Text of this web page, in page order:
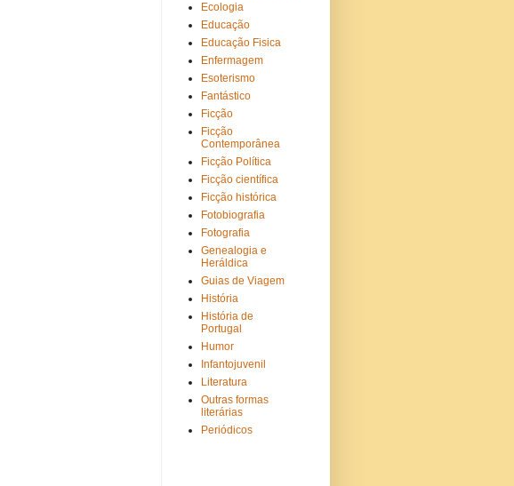
Ecologia
Educação
Educação Fisica
Enfermagem
Esoterismo
Fantástico
Ficção
Ficção
Contemporânea
Ficção Política
Ficção científica
Ficção histórica
Fotobiografia
Fotografia
Genealogia e
Heráldica
Guias de Viagem
História
História de
Portugal
Humor
Infantojuvenil
Literatura
Outras formas
literárias
Periódicos